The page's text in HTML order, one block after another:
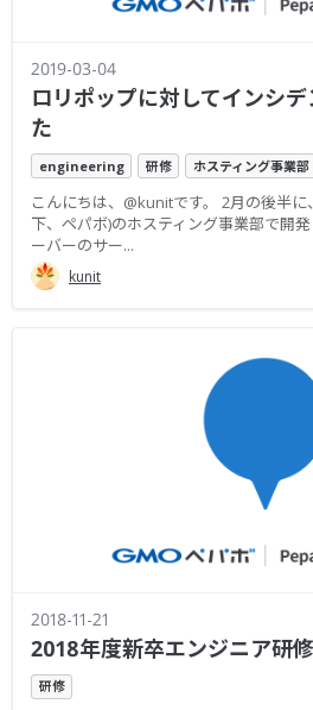
2019-03-04
ロリポップに対してインシ
た
engineering 研修 ホスティング事業部
こんにちは、@kunitです。 2月の後半
下、ペパボ)のホスティング事業部で開
ーバーのサー...
kunit
2018-11-21
2018年度新卒エンジニア研
研修